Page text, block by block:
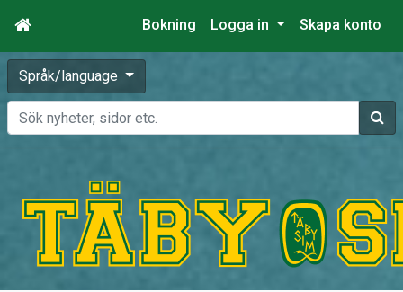
Bokning Logga in Skapa konto
Språk/language
Sök